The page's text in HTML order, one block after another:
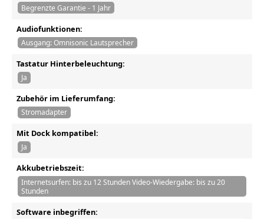
Begrenzte Garantie - 1 Jahr
Audiofunktionen:
Ausgang: Omnisonic Lautsprecher
Tastatur Hinterbeleuchtung:
Ja
Zubehör im Lieferumfang:
Stromadapter
Mit Dock kompatibel:
Ja
Akkubetriebszeit:
Internetsurfen: bis zu 12 Stunden Video-Wiedergabe: bis zu 20
Stunden
Software inbegriffen: